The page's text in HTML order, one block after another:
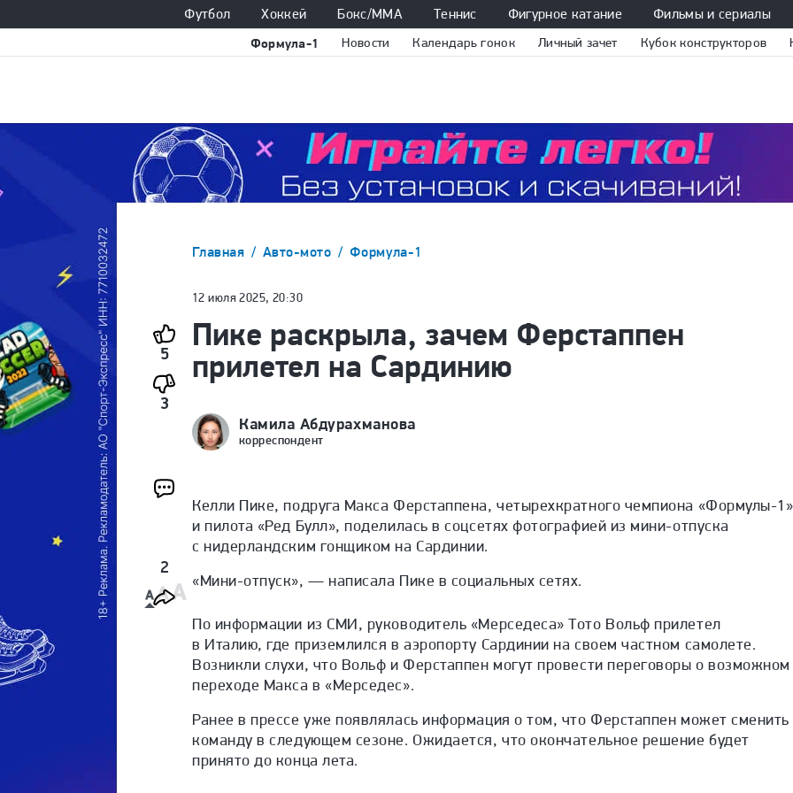
Футбол Хоккей Бокс/ММА Теннис Фигурное катание
Фильмы и сериалы
Формула-1
Новости Календарь гонок Личный зачет Кубок конструкторов
Главная Авто-мото Формула-1
5
3
2
12 июля 2025, 20:30
Пике раскрыла, зачем Ферстаппен
прилетел на Сардинию
Камила Абдурахманова
корреспондент
Келли Пике, подруга Макса Ферстаппена, четырехкратного чемпиона «Формулы-1»
и пилота «Ред Булл», поделилась в соцсетях фотографией из мини-отпуска
с нидерландским гонщиком на Сардинии.
«Мини-отпуск», — написала Пике в социальных сетях.
По информации из СМИ, руководитель «Мерседеса» Тото Вольф прилетел
в Италию, где приземлился в аэропорту Сардинии на своем частном самолете.
Возникли слухи, что Вольф и Ферстаппен могут провести переговоры о возможном
переходе Макса в «Мерседес».
Ранее в прессе уже появлялась информация о том, что Ферстаппен может сменить
команду в следующем сезоне. Ожидается, что окончательное решение будет
принято до конца лета.